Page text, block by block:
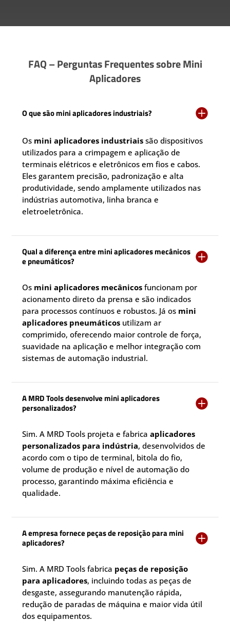
FAQ – Perguntas Frequentes sobre Mini
Aplicadores
O que são mini aplicadores industriais? 
Os mini aplicadores industriais são dispositivos
utilizados para a crimpagem e aplicação de
terminais elétricos e eletrônicos em fios e cabos.
Eles garantem precisão, padronização e alta
produtividade, sendo amplamente utilizados nas
indústrias automotiva, linha branca e
eletroeletrônica.
Qual a diferença entre mini aplicadores mecânicos
e pneumáticos?

Os mini aplicadores mecânicos funcionam por
acionamento direto da prensa e são indicados
para processos contínuos e robustos. Já os mini
aplicadores pneumáticos utilizam ar
comprimido, oferecendo maior controle de força,
suavidade na aplicação e melhor integração com
sistemas de automação industrial.
A MRD Tools desenvolve mini aplicadores
personalizados?

Sim. A MRD Tools projeta e fabricaaplicadores
personalizados para indústria, desenvolvidos de
acordo com o tipo de terminal, bitola do fio,
volume de produção e nível de automação do
processo, garantindo máxima eficiência e
qualidade.
A empresa fornece peças de reposição para mini
aplicadores?

Sim. A MRD Tools fabrica peças de reposição
para aplicadores, incluindo todas as peças de
desgaste, assegurando manutenção rápida,
redução de paradas de máquina e maior vida útil
dos equipamentos.